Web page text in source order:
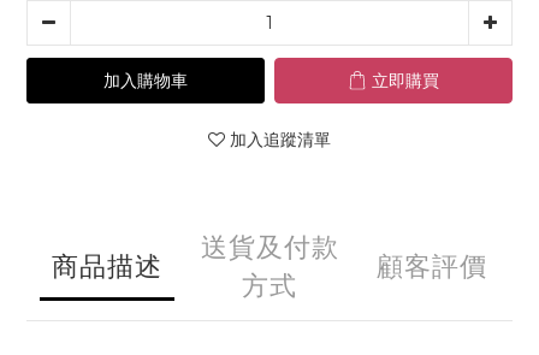
加入購物車 立即購買
加入追蹤清單
商品描述
送貨及付款
方式
顧客評價